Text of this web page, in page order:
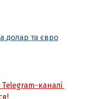
долар та євро
каналі